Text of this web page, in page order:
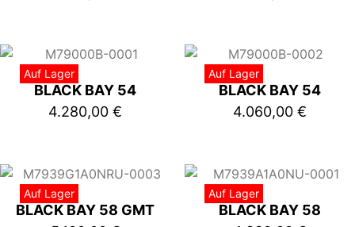
BLACK BAY 54
4.280,00€
Auf Lager
BLACK BAY 54
4.060,00 €
Auf Lager
BLACK BAY 58 GMT
Auf Lager
BLACK BAY 58
Auf Lager